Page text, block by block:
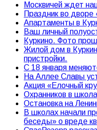
Москвичей ждет
Праздник во
Апартаменты в
Ваш личный
Куркино. Фото
Жилой дом в
пристройки.
С 18 января
На Аллее Славы
Акция «Елочный
Охранников в
Остановка на
В школах начали
беседы» о вреде